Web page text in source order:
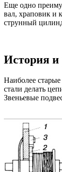
Еще одно
вал, храповик и
струнный
История и
Наиболее
стали делать
Звеньевые